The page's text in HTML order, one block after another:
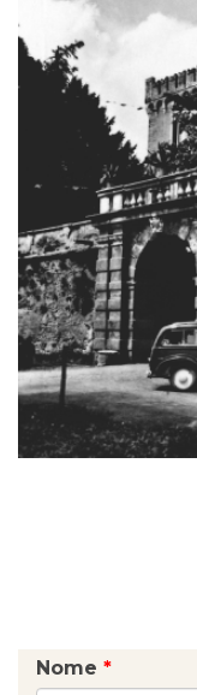
Nome *